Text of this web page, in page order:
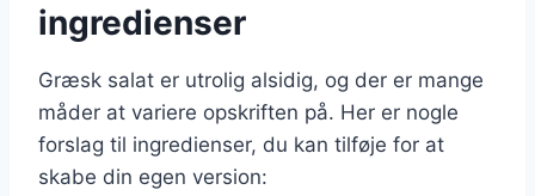
ingredienser
Græsk salat er utrolig alsidig, og der er mange
måder at variere opskriften på. Her er nogle
forslag til ingredienser, du kan tilføje for at
skabe din egen version: